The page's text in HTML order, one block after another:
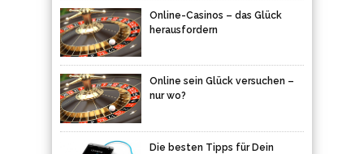
Online-Casinos – das Glück
herausfordern
Online sein Glück versuchen –
nur wo?
Die besten Tipps für Dein